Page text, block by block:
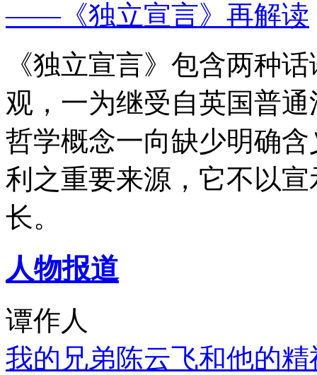
——《独立宣言》再解读
《独立宣言》包含两种
观，一为继受自英国普
哲学概念一向缺少明确
利之重要来源，它不以
长。
人物报道
谭作人
我的兄弟陈云飞和他的